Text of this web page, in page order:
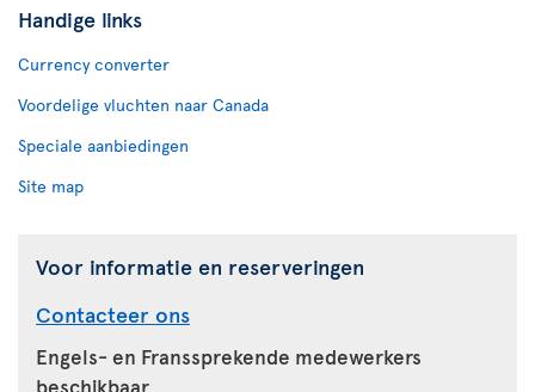
Handige links
Currency converter
Voordelige vluchten naar Canada
Speciale aanbiedingen
Site map
Voor informatie en reserveringen
Contacteer ons
Engels- en Franssprekende medewerkers
beschikbaar